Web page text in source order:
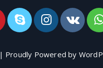
| Proudly Powered by